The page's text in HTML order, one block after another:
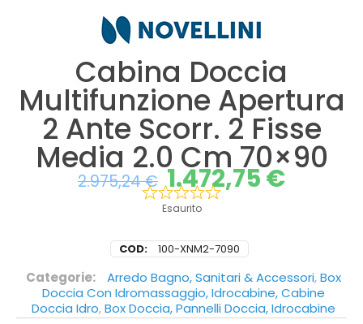
Cabina Doccia
Multifunzione Apertura
2 Ante Scorr. 2 Fisse
Media 2.0 Cm 70×90
2.975,24€ 1.472,75€
Esaurito
COD: 100-XNM2-7090
Categorie: Arredo Bagno, Sanitari & Accessori,Box
Doccia Con Idromassaggio, Idrocabine, Cabine
Doccia Idro,Box Doccia, Pannelli Doccia, Idrocabine